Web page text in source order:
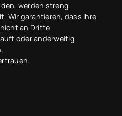
werden streng
Wir garantieren, dass Ihre
an Dritte
oder anderweitig